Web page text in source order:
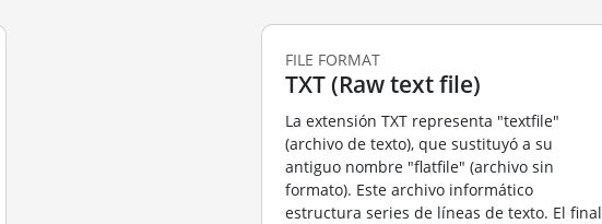
FILE FORMAT
TXT (Raw text file)
La extensión TXT representa "textfile"
(archivo de texto), que sustituyó a su
antiguo nombre "flatfile" (archivo sin
formato). Este archivo informático
estructura series de líneas de texto. El final